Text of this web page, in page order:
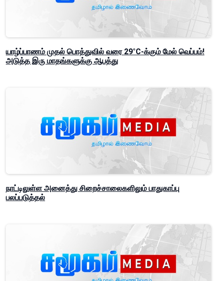
யாழ்ப்பாணம் முதல் பொத்துவில் வரை 29°C-க்கும் மேல் வெப்பம்!
அடுத்த இரு மாதங்களுக்கு ஆபத்து
நாட்டிலுள்ள அனைத்து சிறைச்சாலைகளிலும் பாதுகாப்பு
பலப்படுத்தல்